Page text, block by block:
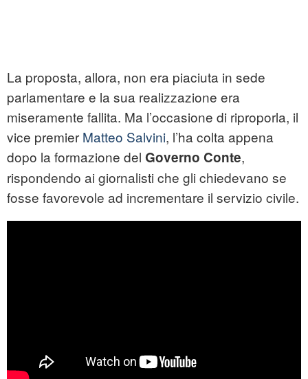
La proposta, allora, non era piaciuta in sede
parlamentare e la sua realizzazione era
miseramente fallita. Ma l’occasione di riproporla, il
vice premier Matteo Salvini, l’ha colta appena
dopo la formazione del Governo Conte,
rispondendo ai giornalisti che gli chiedevano se
fosse favorevole ad incrementare il servizio civile.